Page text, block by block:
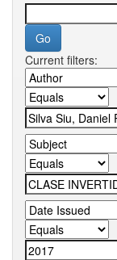
Current filters: